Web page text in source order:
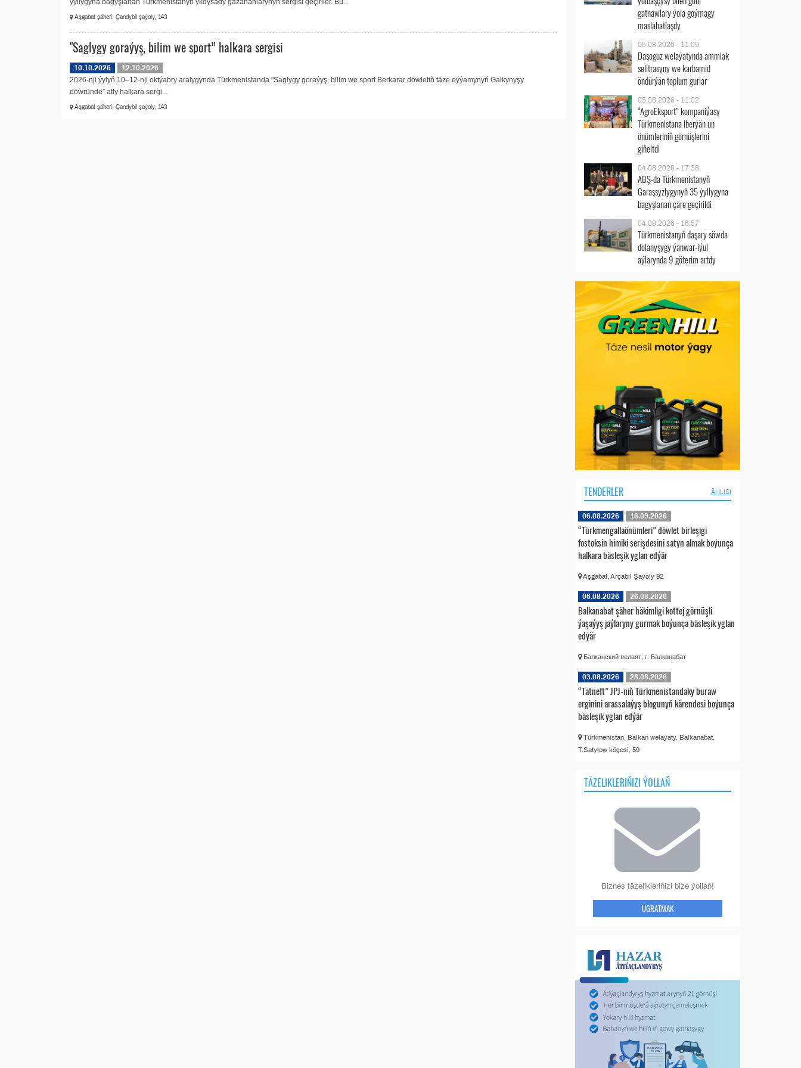
ýyllygyna bagyşlanan Türkmenistanyň ykdysady gazananlarynyň sergisi geçiriler. Bu...
Aşgabat şäheri, Çandybil şaýoly, 143
"Saglygy goraýyş, bilim we sport” halkara sergisi
10.10.2026
12.10.2026
2026-nji ýylyň 10–12-nji oktýabry aralygynda Türkmenistanda "Saglygy goraýyş, bilim we sport Berkarar döwletiň täze eýýamynyň Galkynyşy
döwründe” atly halkara sergi...
Aşgabat şäheri, Çandybil şaýoly, 143
gatnawlary ýola goýmagy
maslahatlaşdy
05.08.2026 - 11:09
Daşoguz welaýatynda ammiak
selitrasyny we karbamid
öndürýän toplum gurlar
05.08.2026 - 11:02
“AgroEksport” kompaniýasy
Türkmenistana iberýän un
önümleriniň görnüşlerini
giňeltdi
04.08.2026 - 17:38
ABŞ-da Türkmenistanyň
Garaşsyzlygynyň 35 ýyllygyna
bagyşlanan çäre geçirildi
04.08.2026 - 16:57
Türkmenistanyň daşary söwda
dolanyşygy ýanwar-iýul
aýlarynda 9 göterim artdy
TENDERLER ÄHLISI
06.08.2026 16.09.2026
“Türkmengallaönümleri” döwlet birleşigi
fostoksin himiki serişdesini satyn almak boýunça
halkara bäsleşik yglan edýär
Aşgabat, Arçabil Şaýoly 92
06.08.2026 26.08.2026
Balkanabat şäher häkimligi kottej görnüşli
ýaşaýyş jaýlaryny gurmak boýunça bäsleşik yglan
edýär
Балканский велаят, г. Балканабат
03.08.2026 28.08.2026
“Tatneft” JPJ-niň Türkmenistandaky buraw
erginini arassalaýyş blogunyň kärendesi boýunça
bäsleşik yglan edýär
Türkmenistan, Balkan welaýaty, Balkanabat,
T.Satylow köçesi, 59
TÄZELIKLERIŇIZI ÝOLLAŇ
Biznes täzelikleriňizi bize ýollaň!
UGRATMAK